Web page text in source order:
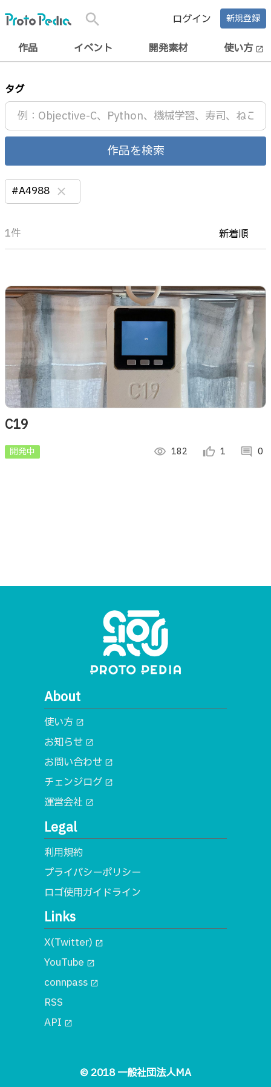
search ログイン 新規登録
作品 イベント 開発素材 使い方 open_in_new
タグ
作品を検索
#A4988 clear
1件 新着順
C19
開発中 visibility 182 thumb_up_alt 1 comment 0
About
使い方 open_in_new
お知らせ open_in_new
お問い合わせ open_in_new
チェンジログ open_in_new
運営会社 open_in_new
Legal
利用規約
プライバシーポリシー
ロゴ使用ガイドライン
Links
X(Twitter) open_in_new
YouTube open_in_new
connpass open_in_new
RSS
API open_in_new
© 2018 一般社団法人MA